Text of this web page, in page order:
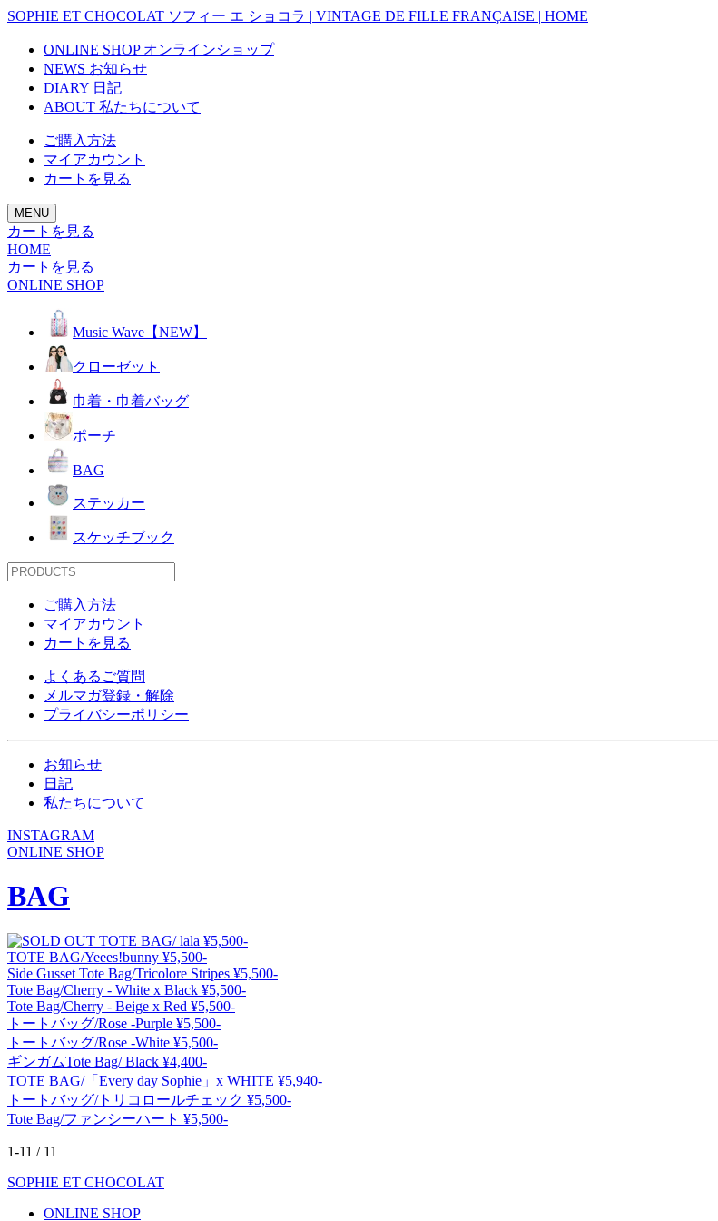
SOPHIE ET CHOCOLAT ソフィー エ ショコラ | VINTAGE DE FILLE FRANÇAISE | HOME
ONLINE SHOP オンラインショップ
NEWS お知らせ
DIARY 日記
ABOUT 私たちについて
ご購入方法
マイアカウント
カートを見る
MENU
カートを見る
HOME
カートを見る
ONLINE SHOP
Music Wave【NEW】
クローゼット
巾着・巾着バッグ
ポーチ
BAG
ステッカー
スケッチブック
ご購入方法
マイアカウント
カートを見る
よくあるご質問
メルマガ登録・解除
プライバシーポリシー
お知らせ
日記
私たちについて
INSTAGRAM
ONLINE SHOP
BAG
TOTE BAG/ lala ¥5,500-
TOTE BAG/Yeees!bunny ¥5,500-
Side Gusset Tote Bag/Tricolore Stripes ¥5,500-
Tote Bag/Cherry - White x Black ¥5,500-
Tote Bag/Cherry - Beige x Red ¥5,500-
トートバッグ/Rose -Purple ¥5,500-
トートバッグ/Rose -White ¥5,500-
ギンガムTote Bag/ Black ¥4,400-
TOTE BAG/「Every day Sophie」x WHITE ¥5,940-
トートバッグ/トリコロールチェック ¥5,500-
Tote Bag/ファンシーハート ¥5,500-
1-11 / 11
SOPHIE ET CHOCOLAT
ONLINE SHOP